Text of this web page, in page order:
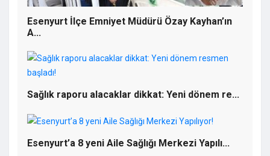
Atandı
Ağır Suçlama: "Ardahan'a ve CHP'ye İhanet
Esenyurt İlçe Emniyet Müdürü Özay Kayhan’ın
A...
Sağlık raporu alacaklar dikkat: Yeni dönem re...
Esenyurt’a 8 yeni Aile Sağlığı Merkezi Yapılı...